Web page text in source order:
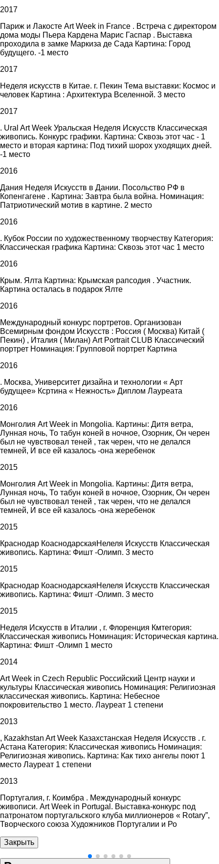
2017
Париж и Лакосте Art Week in France . Встреча с директором
дома моды Пьера Кардена Марис Гаспар . Выставка
проходила в замке Маркиза де Сада Картина: Город
будущего. -1 место
2017
Неделя искусств в Китае. г. Пекин Тема выставки: Космос и
человек Картина : Архитектура Вселенной. 3 место
2017
. Ural Art Week Уральская Неделя Искусств Классическая
живопись. Конкурс графики. Картина: Сквозь этот час - 1
место и вторая картина: Под тихий шорох уходящих дней.
-1 место
2016
Дания Неделя Искусств в Дании. Посольство РФ в
Копенгагене . Картина: Завтра была война. Номинация:
Патриотический мотив в картине. 2 место
2016
. Кубок России по художественному творчеству Категория:
Классическая графика Картина: Сквозь этот час 1 место
2016
Крым. Ялта Картина: Крымская рапсодия . Участник.
Картина осталась в подарок Ялте
2016
Международный конкурс портретов. Организован
Всемирным фондом Искусств : Россия ( Москва) Китай (
Пекин) , Италия ( Милан) Art Portrait CLUB Классический
портрет Номинация: Групповой портрет Картина
2016
. Москва, Университет дизайна и технологии « Арт
будущее» Ксртина « Нежность» Диплом Лауреата
2016
Монголия Art Week in Mongolia. Картины: Дитя ветра,
Лунная ночь, То табун коней в ночное, Озорник, Он черен
был не чувствовал теней , так черен, что не делался
темней, И все ей казалось -она жеребенок
2015
Монголия Art Week in Mongolia. Картины: Дитя ветра,
Лунная ночь, То табун коней в ночное, Озорник, Он черен
был не чувствовал теней , так черен, что не делался
темней, И все ей казалось -она жеребенок
2015
Краснодар КоаснодарскаяНелеля Искусств Классическая
живопись. Картина: Фишт -Олимп. 3 место
2015
Краснодар КоаснодарскаяНелеля Искусств Классическая
живопись. Картина: Фишт -Олимп. 3 место
2015
Неделя Искусств в Италии , г. Флоренция Кмтегория:
Классическая живопись Номинация: Историческая картина.
Картина: Фишт -Олимп 1 место
2014
Art Week in Czech Republic Российский Центр науки и
культуры Классическая живопись Номинация: Религиозная
классическая живопись. Картина: Небесное
покровительство 1 место. Лауреат 1 степени
2013
, Каzakhstan Art Week Казахстанская Неделя Искусств . г.
Астана Категория: Классическая живопись Номинация:
Религиозная живопись. Картина: Как тихо ангелы поют 1
место Лауреат 1 степени
2013
Португалия, г. Коимбра . Международный конкурс
живописи. Art Week in Portugal. Выставка-конкурс под
патронатом португальского клуба миллионеров « Rotary”,
Творческого союза Художников Португалии и Ро
Закрыть